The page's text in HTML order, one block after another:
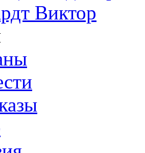
Виктор